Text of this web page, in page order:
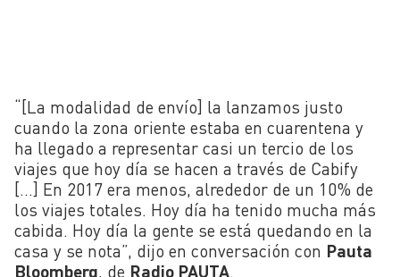
“[La modalidad de envío] la lanzamos justo
cuando la zona oriente estaba en cuarentena y
ha llegado a representar casi un tercio de los
viajes que hoy día se hacen a través de Cabify
[…] En 2017 era menos, alrededor de un 10% de
los viajes totales. Hoy día ha tenido mucha más
cabida. Hoy día la gente se está quedando en la
casa y se nota”, dijo en conversación con Pauta
Bloomberg, de Radio PAUTA.